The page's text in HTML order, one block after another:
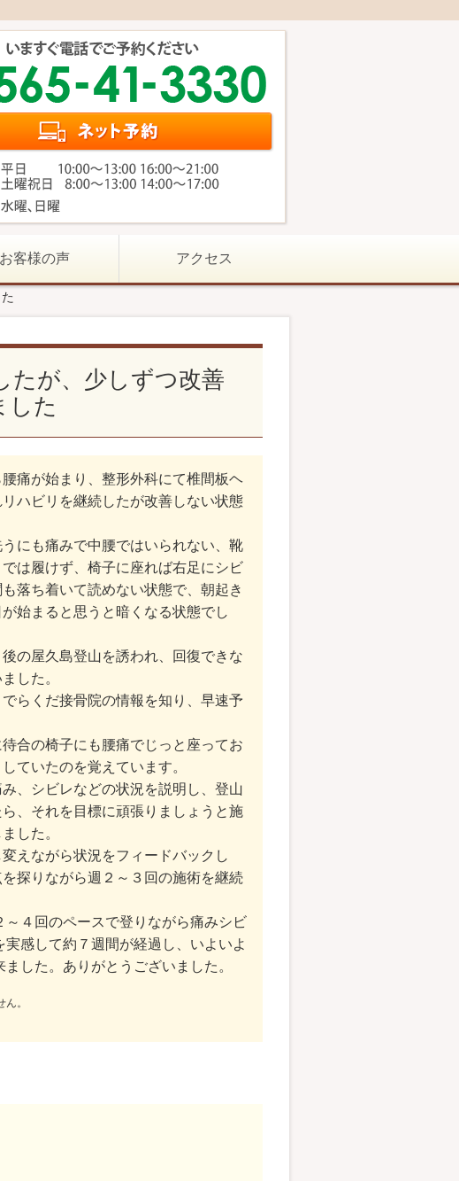
お客様の声 アクセス
たが、少しずつ改善
した
痛が始まり、整形外科にて椎間板ヘ
ハビリを継続したが改善しない状態
にも痛みで中腰ではいられない、靴
は履けず、椅子に座れば右足にシビ
落ち着いて読めない状態で、朝起き
始まると思うと暗くなる状態でし
の屋久島登山を誘われ、回復できな
した。
らくだ接骨院の情報を知り、早速予
合の椅子にも腰痛でじっと座ってお
ていたのを覚えています。
、シビレなどの状況を説明し、登山
、それを目標に頑張りましょうと施
した。
えながら状況をフィードバックし
探りながら週２～３回の施術を継続
４回のペースで登りながら痛みシビ
感して約７週間が経過し、いよいよ
した。ありがとうございました。
。